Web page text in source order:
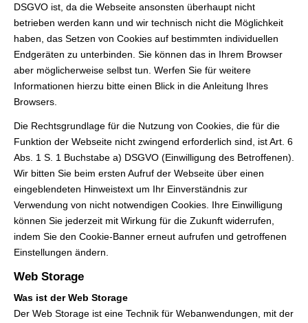
DSGVO ist, da die Webseite ansonsten überhaupt nicht
betrieben werden kann und wir technisch nicht die Möglichkeit
haben, das Setzen von Cookies auf bestimmten individuellen
Endgeräten zu unterbinden. Sie können das in Ihrem Browser
aber möglicherweise selbst tun. Werfen Sie für weitere
Informationen hierzu bitte einen Blick in die Anleitung Ihres
Browsers.
Die Rechtsgrundlage für die Nutzung von Cookies, die für die
Funktion der Webseite nicht zwingend erforderlich sind, ist Art. 6
Abs. 1 S. 1 Buchstabe a) DSGVO (Einwilligung des Betroffenen).
Wir bitten Sie beim ersten Aufruf der Webseite über einen
eingeblendeten Hinweistext um Ihr Einverständnis zur
Verwendung von nicht notwendigen Cookies. Ihre Einwilligung
können Sie jederzeit mit Wirkung für die Zukunft widerrufen,
indem Sie den Cookie-Banner erneut aufrufen und getroffenen
Einstellungen ändern.
Web Storage
Was ist der Web Storage
Der Web Storage ist eine Technik für Webanwendungen, mit der